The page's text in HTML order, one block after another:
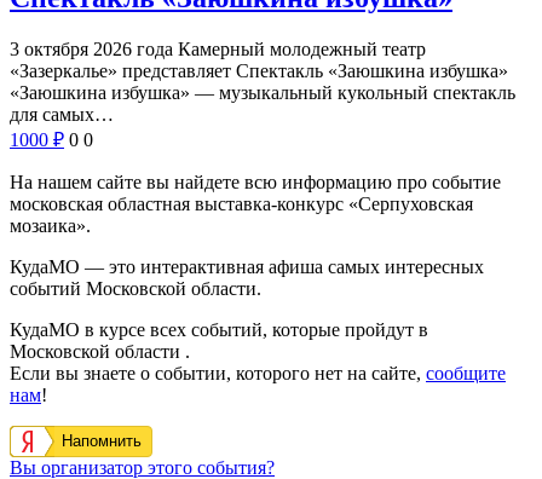
3 октября 2026 года Камерный молодежный театр
«Зазеркалье» представляет Спектакль «Заюшкина избушка»
«Заюшкина избушка» — музыкальный кукольный спектакль
для самых…
1000 ₽ 0 0
На нашем сайте вы найдете всю информацию про событие
московская областная выставка-конкурс «Серпуховская
мозаика».
КудаМО — это интерактивная афиша самых интересных
событий Московской области.
КудаМО в курсе всех событий, которые пройдут в
Московской области .
Если вы знаете о событии, которого нет на сайте, сообщите
нам!
Напомнить
Вы организатор этого события?